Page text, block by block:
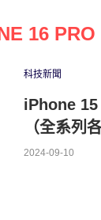
16 PRO
科技新聞
iPhone
（全系列
2024-09-10